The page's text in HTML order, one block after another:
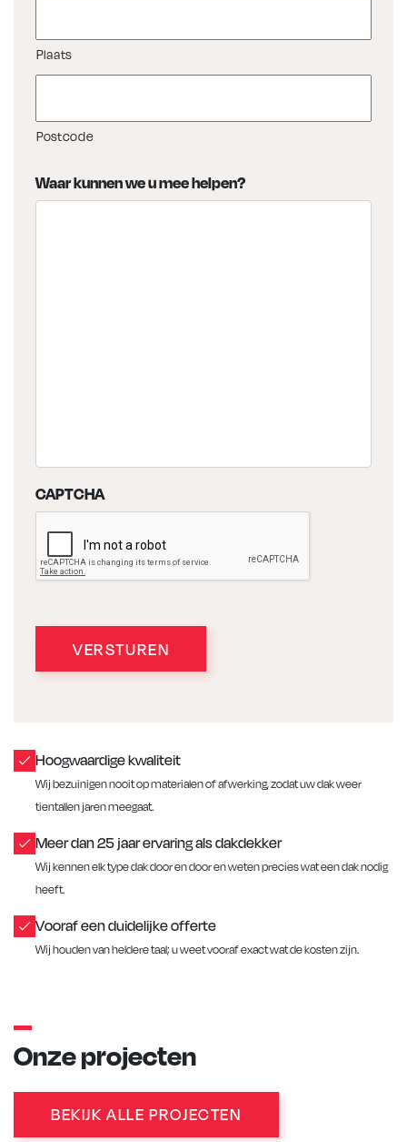
Plaats
Postcode
Waar kunnen we u mee helpen?
CAPTCHA
VERSTUREN
Hoogwaardige kwaliteit
Wij bezuinigen nooit op materialen of afwerking, zodat uw dak weer
tientallen jaren meegaat.
Meer dan 25 jaar ervaring als dakdekker
Wij kennen elk type dak door en door en weten precies wat een dak nodig
heeft.
Vooraf een duidelijke offerte
Wij houden van heldere taal; u weet vooraf exact wat de kosten zijn.
Onze projecten
BEKIJK ALLE PROJECTEN